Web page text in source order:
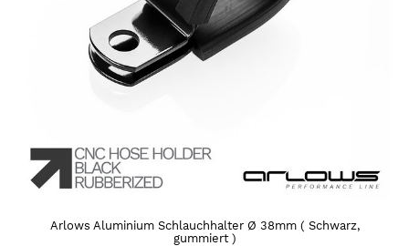
Arlows Aluminium Schlauchhalter Ø 38mm ( Schwarz,
gummiert )